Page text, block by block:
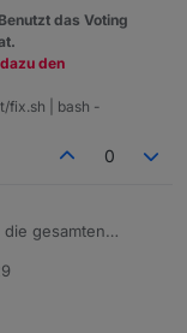
(die letzten
nicht drinnen
oben dabei
keine
noch ein anders
Benutzt das Voting
den
fix.sh | bash -
0
gesamten